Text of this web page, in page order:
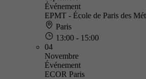
Événement
EPMT - École de Paris des
Paris
13:00 - 15:00
04
Novembre
Événement
ECOR Paris